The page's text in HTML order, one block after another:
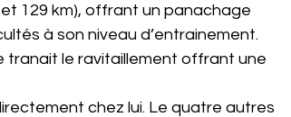
129 km), offrant un panachage
à son niveau d’entrainement.
tranait le ravitaillement offrant une
chez lui. Le quatre autres